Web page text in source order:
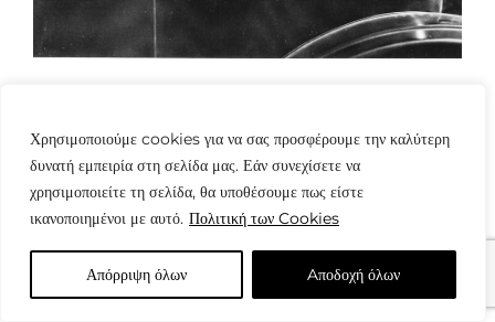
Χρησιμοποιούμε cookies για να σας προσφέρουμε την καλύτερη
δυνατή εμπειρία στη σελίδα μας. Εάν συνεχίσετε να
χρησιμοποιείτε τη σελίδα, θα υποθέσουμε πως είστε
ικανοποιημένοι με αυτό. Πολιτική των Cookies
Απόρριψη όλων Aποδοχή όλων